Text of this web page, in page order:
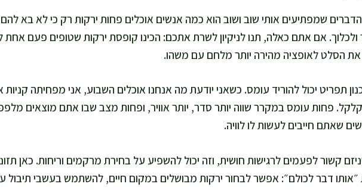
שמפתיעים אותי שוב ושוב הוא כמה אנשים אוכלים פחות ירקות רק כי לא בא
ולכלוך. אם אתם כאלה, תנו לניקיון לשרת אתכם: הכינו קופסת ירקות שטופים פעם אחת
את הסלט לאופציה מהירה יותר מלחם עם משהו.
תפריט יכול להוריד עומס. כשאני יודעת מה אנחנו אוכלים השבוע, אני מפחיתה קניות
פחות עומס במקרר שווה יותר סדר, יותר אוויר, ופחות מצב שבו אתם מוצאים
שאתם חייבים לעשות לו לוויה.
קשור לפעמים לרגישות חושית, וזה יכול להשפיע על בחירת מרקמים וריחות. כאן
״אותו דבר לכולם״: אפשר לבחור ירקות מבושלים במקום חיים, להשתמש בעשבי תיבול